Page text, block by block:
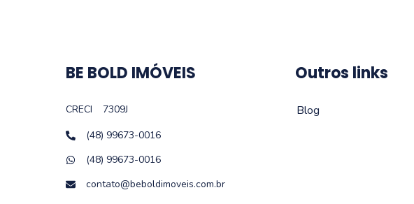
BE BOLD IMÓVEIS
CRECI
7309J
(48) 99673-0016
(48) 99673-0016
contato@beboldimoveis.com.br
Outros links
Blog